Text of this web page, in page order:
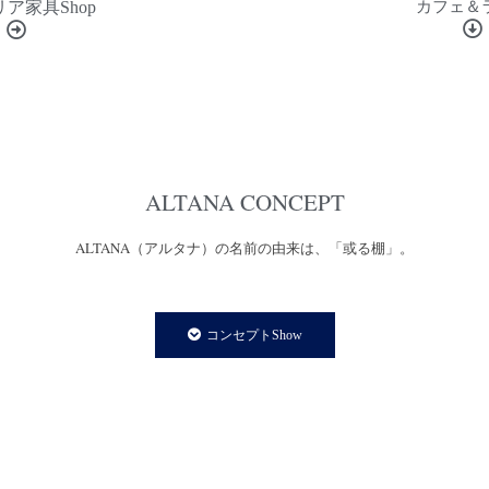
ア家具Shop カフェ＆
ALTANA CONCEPT
ALTANA（アルタナ）の名前の由来は、「或る棚」。
一日の、もっと言えば一生の大半を過ごす家の中。
家での時間は、より快適で満足度の高い暮らしであることが
私たちの永遠のテーマであり、願いです。
コンセプトShow